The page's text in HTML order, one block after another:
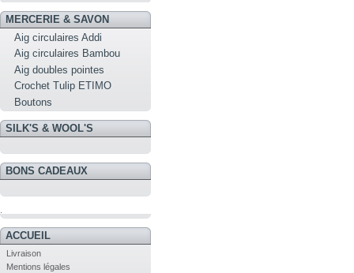
MERCERIE & SAVON
Aig circulaires Addi
Aig circulaires Bambou
Aig doubles pointes
Crochet Tulip ETIMO
Boutons
SILK'S & WOOL'S
BONS CADEAUX
ACCUEIL
Livraison
Mentions légales